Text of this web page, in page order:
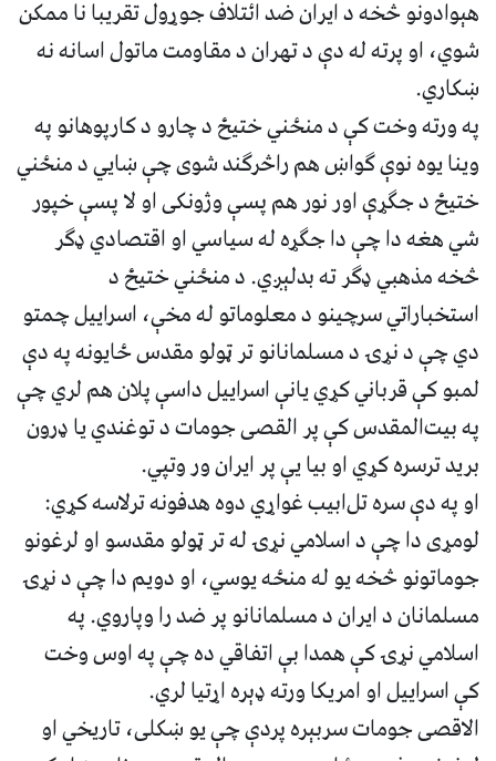
هېوادونو څخه د ایران ضد ائتلاف جوړول تقريبا نا ممکن
شوي، او پرته له دې د تهران د مقاومت ماتول اسانه نه
ښکاري.
په ورته وخت کې د منځني ختيځ د چارو د کارپوهانو په
وينا یوه نوې ګواښ هم راڅرګند شوی چې ښايي د منځني
ختیځ د جګړې اور نور هم پسې وژونکی او لا پسې خپور
شي هغه دا چې دا جګړه له سیاسي او اقتصادي ډګر
څخه مذهبي ډګر ته بدلېږي. د منځني ختیځ د
استخباراتي سرچینو د معلوماتو له مخې، اسراییل چمتو
دي چې د نړۍ د مسلمانانو تر ټولو مقدس ځايونه په دې
لمبو کې قرباني کړي يانې اسراييل داسې پلان هم لري چې
په بیت‌المقدس کې پر القصی جومات د توغندي یا ډرون
برید ترسره کړي او بيا یې پر ايران ور وتپي.
او په دې سره تل‌ابیب غواړي دوه هدفونه ترلاسه کړي:
لومړی دا چې د اسلامي نړۍ له تر ټولو مقدسو او لرغونو
جوماتونو څخه یو له منځه یوسي، او دویم دا چې د نړۍ
مسلمانان د ایران د مسلمانانو پر ضد را وپاروي. په
اسلامي نړۍ کې همدا بې اتفاقي ده چې په اوس وخت
کې اسراییل او امریکا ورته ډېره اړتیا لري.
الاقصی جومات سربېره پردې چې یو ښکلی، تاریخي او